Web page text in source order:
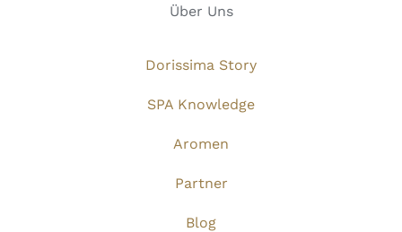
Über Uns
Dorissima Story
SPA Knowledge
Aromen
Partner
Blog